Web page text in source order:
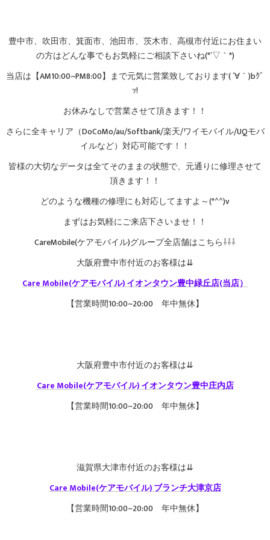
豊中市、吹田市、箕面市、池田市、茨木市、高槻市付近にお住まい
の方はどんな事でもお気軽にご相談下さいね(*´▽｀*)
当店は【AM10:00~PM8:00】まで元気に営業致しております( ´∀｀)bｸﾞ
ｯ!
お休みなしで営業させて頂きます！！
さらに全キャリア（DoCoMo/au/Softbank/楽天/ワイモバイル/UQモバ
イルなど）対応可能です！！
皆様の大切なデータは全てそのままの状態で、元通りに修理させて
頂きます！！
どのような機種の修理にも対応してますよ～(*^^)v
まずはお気軽にご来店下さいませ！！
CareMobile(ケアモバイル)グループ全店舗はこちら⇩⇩⇩
大阪府豊中市付近のお客様は⇊
Care Mobile(ケアモバイル) イオンタウン豊中緑丘店(当店）
【営業時間10:00~20:00 年中無休】
大阪府豊中市付近のお客様は⇊
Care Mobile(ケアモバイル) イオンタウン豊中庄内店
【営業時間10:00~20:00 年中無休】
滋賀県大津市付近のお客様は⇊
Care Mobile(ケアモバイル) ブランチ大津京店
【営業時間10:00~20:00 年中無休】